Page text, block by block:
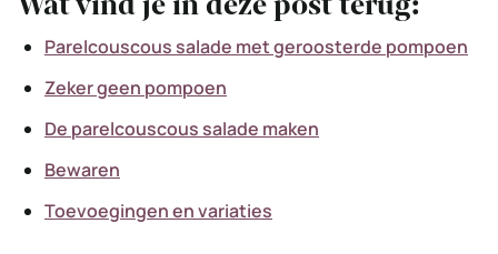
Parelcouscous salade met geroosterde pompoen
Zeker geen pompoen
De parelcouscous salade maken
Bewaren
Toevoegingen en variaties